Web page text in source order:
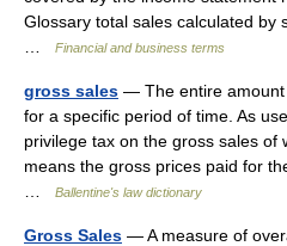
Glossary total sales calculated by
Financial and business terms
gross sales — The entire amount
for a specific period of time. As
privilege tax on the gross sales of
means the gross prices paid for
Ballentine's law dictionary
Gross Sales — A measure of